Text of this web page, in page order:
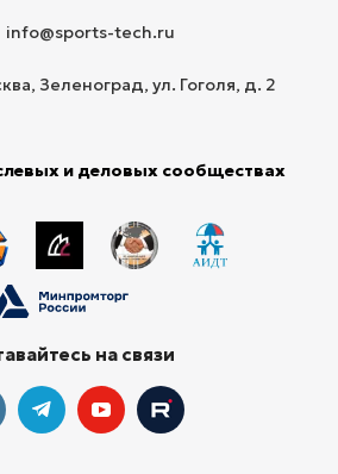
info@sports-tech.ru
Зеленоград, ул. Гоголя, д. 2
и деловых сообществах
на связи